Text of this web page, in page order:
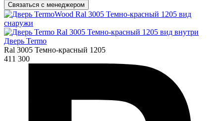
Связаться с менеджером
Дверь Termo
Ral 3005 Темно-красный 1205
411 300